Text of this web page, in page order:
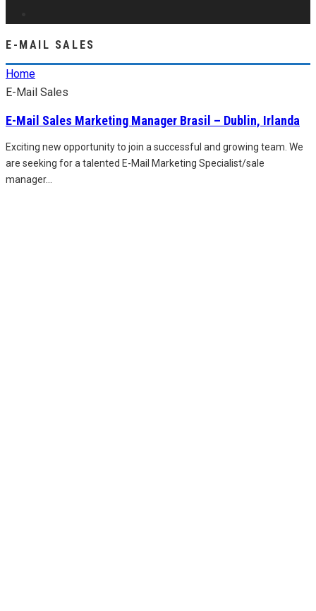
E-MAIL SALES
Home
E-Mail Sales
E-Mail Sales Marketing Manager Brasil – Dublin, Irlanda
Exciting new opportunity to join a successful and growing team. We
are seeking for a talented E-Mail Marketing Specialist/sale
manager...